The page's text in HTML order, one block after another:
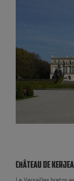
CHÂTEAU DE